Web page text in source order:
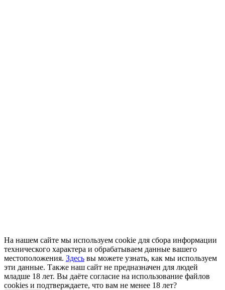
На нашем сайте мы используем cookie для сбора информации
технического характера и обрабатываем данные вашего
местоположения. Здесь вы можете узнать, как мы используем
эти данные. Также наш сайт не предназначен для людей
младше 18 лет. Вы даёте согласие на использование файлов
cookies и подтверждаете, что вам не менее 18 лет?